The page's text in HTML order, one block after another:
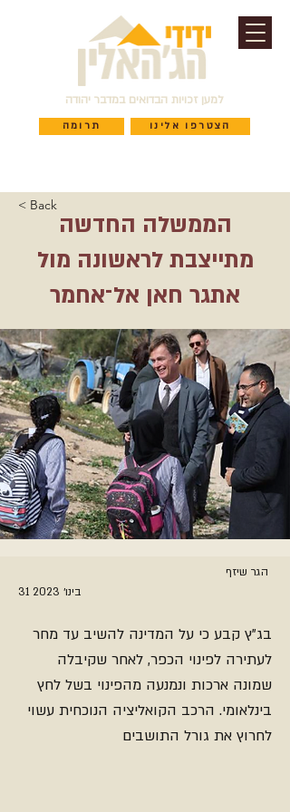
למען זכויות הבדואים במדבר יהודה
תרומה הצטרפו אלינו
< Back
הממשלה החדשה
מתייצבת לראשונה מול
אתגר חאן אל־אחמר
הגר שיזף
31 בינו׳ 2023
בג"ץ קבע כי על המדינה להשיב עד מחר
לעתירה לפינוי הכפר, לאחר שקיבלה
שמונה ארכות ונמנעה מהפינוי בשל לחץ
בינלאומי. הרכב הקואליציה הנוכחית עשוי
לחרוץ את גורל התושבים